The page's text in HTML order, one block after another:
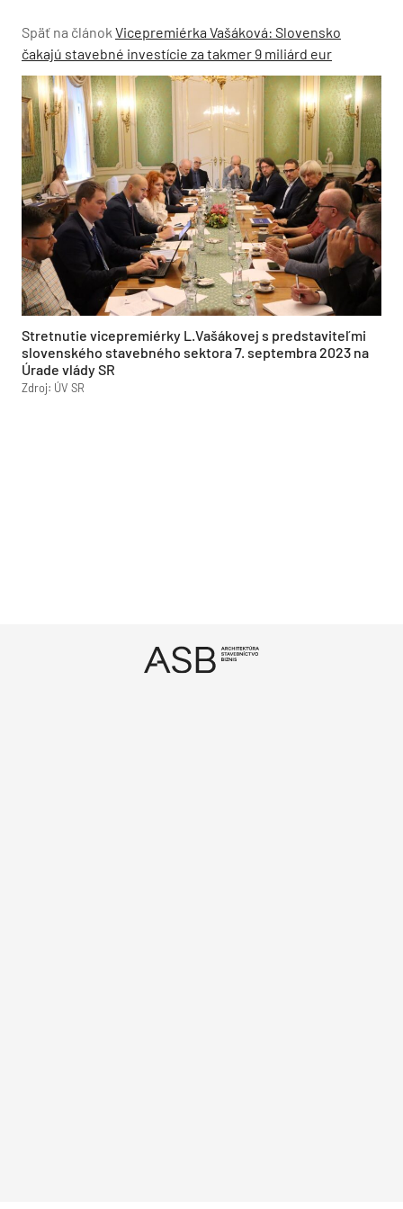
Späť na článok Vicepremiérka Vašáková: Slovensko
čakajú stavebné investície za takmer 9 miliárd eur
Stretnutie vicepremiérky L.Vašákovej s predstaviteľmi
slovenského stavebného sektora 7. septembra 2023 na
Úrade vlády SR
Zdroj: ÚV SR